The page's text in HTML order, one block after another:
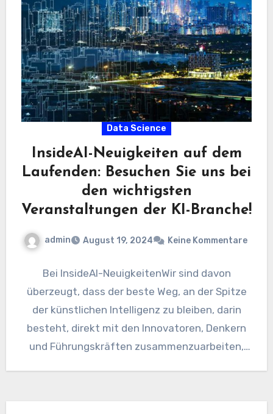
Data Science
InsideAI-Neuigkeiten auf dem
Laufenden: Besuchen Sie uns bei
den wichtigsten
Veranstaltungen der KI-Branche!
admin August 19, 2024 Keine Kommentare
Bei InsideAI-NeuigkeitenWir sind davon
überzeugt, dass der beste Weg, an der Spitze
der künstlichen Intelligenz zu bleiben, darin
besteht, direkt mit den Innovatoren, Denkern
und Führungskräften zusammenzuarbeiten,